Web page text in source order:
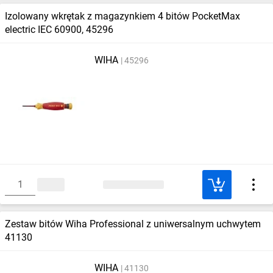
Izolowany wkrętak z magazynkiem 4 bitów PocketMax
electric IEC 60900, 45296
WIHA 45296
Zestaw bitów Wiha Professional z uniwersalnym uchwytem
41130
WIHA 41130